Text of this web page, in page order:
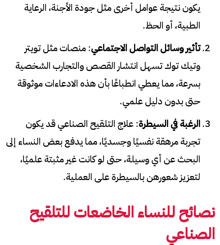
يكون نتيجة عوامل أخرى مثل جودة الأجنة، الرعاية
الطبية، أو الحظ.
تأثير وسائل التواصل الاجتماعي: منصات مثل تويتر
وتيك توك تسهل انتشار القصص والتجارب الشخصية
بسرعة، مما يعطي انطباعًا بأن هذه الادعاءات موثوقة
حتى بدون دليل علمي.
الرغبة في السيطرة: علاج التلقيح الصناعي قد يكون
تجربة مرهقة نفسيًا وجسديًا، مما يدفع بعض النساء إلى
البحث عن أي وسيلة، حتى لو كانت غير مثبتة علميًا،
لتعزيز شعورهن بالسيطرة على العملية.
نصائح للنساء الخاضعات للتلقيح
الصناعي